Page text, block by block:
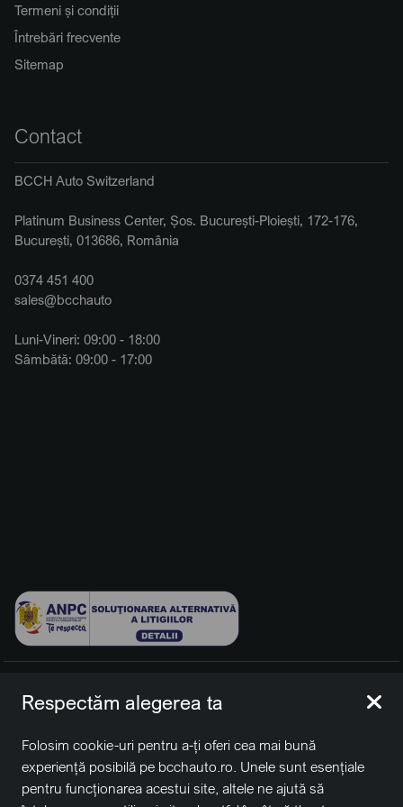
Termeni și condiții
Întrebări frecvente
Sitemap
Contact
BCCH Auto Switzerland
Platinum Business Center, Șos. București-Ploiești, 172-176,
București, 013686, România
0374 451 400
sales@bcchauto
Luni-Vineri: 09:00 - 18:00
Sâmbătă: 09:00 - 17:00
rezervate.
BCCH Auto Switzerland este o marcă a societății
BCCH
Group Switzerland AG
Sediu social: David Business Center, Str. Erou Iancu Nicolae
Respectăm alegerea ta
Folosim cookie-uri pentru a-ți oferi cea mai bună
experiență posibilă pe bcchauto.ro. Unele sunt esențiale
pentru funcționarea acestui site, altele ne ajută să